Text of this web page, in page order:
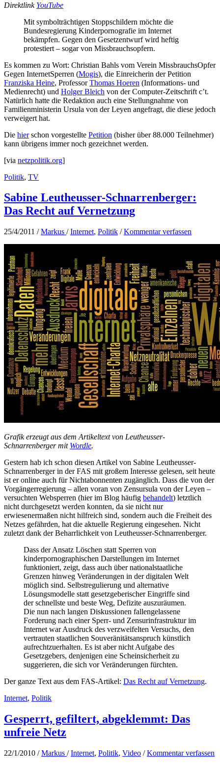
Direktlink YouTube
Mit symbolträchtigen Stoppschildern möchte die
Bundesregierung Kinderpornografie im Internet
bekämpfen. Gegen den Gesetzentwurf wird heftig
protestiert – sogar von Missbrauchsopfern.
Es kommen zu Wort: Christian Bahls vom Verein MissbrauchsOpfer
Gegen InternetSperren (Mogis), die Einreicherin der Petition
Franziska Heine, ProfessorThomas Hoeren (Informations- und
Medienrecht) und Holger Bleich von der Computer-Zeitschrift c’t.
Natürlich hatte die Redaktion auch eine Stellungnahme von
Familienministerin Ursula von der Leyen angefragt, die diese jedoch
verweigert hat.
Die hierschon vorgestellte Petition (bisher über 88.000 Teilnehmer)
kann übrigens immer noch gezeichnet werden.
[via netzpolitik.org]
Politik, TV
Sabine Leutheusser-Schnarrenberger:
Das Recht auf Vernetzung
25/4/2011 /Markus /Internet, Politik /Kommentar verfassen
Grafik erzeugt aus dem Artikeltext von Leutheusser-
Schnarrenberger mit Wordle.
Gestern hab ich schon diesen Artikel von Sabine Leutheusser-
Schnarrenberger in der FAS mit großem Interesse gelesen, seit heute
ist er online auch für Nichtabonnenten zugänglich. Dass die von der
Vorgängerregierung – allen voran von Zensursula von der Leyen –
versuchten Websperren (hier im Blog häufig behandelt) letztlich
nicht durchgesetzt werden konnten, da sie nicht nur
erwiesenermaßen nicht hilfreich sind, sondern auch die Freiheit des
Netzes gefährden, hat die aktuelle Regierung eingesehen. Nicht
zuletzt dank der Beharrlichkeit von Leutheusser-Schnarrenberger.
Dass der Ansatz Löschen statt Sperren von
kinderpornographischen Darstellungen im Internet
funktioniert, zeigt, dass auch über nationalstaatliche
Grenzen hinweg Veränderungen in der digitalen Welt
möglich sind. Selbstregulierung und alternative
Lösungsmodelle statt gesetzgeberischer Eingriffe sind
der schnellste und beste Weg, Defizite auszuräumen.
Die nun nach langen Diskussionen fallengelassene
Forderung nach einer Sperr- und Zensurinfrastruktur im
Internet war Ausdruck des verzweifelten Versuchs, den
vertrauten staatlichen Souveränitätsanspruch künstlich
aufrechtzuerhalten. Es ist aber nicht Aufgabe des
Gesetzgebers, denjenigen eine Scheinsicherheit zu
suggerieren, die sich vor Veränderungen fürchten.
Der ganze Text aus dem FAS-Artikel: Das Recht auf Vernetzung.
Internet, Politik
Gesperrt, gefiltert, abgeklemmt: Das
unfreie Netz
22/1/2010 /Markus /Internet, Politik, Video /Kommentar verfassen